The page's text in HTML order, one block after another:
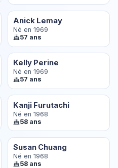
Anick Lemay
Né en 1969
57 ans
Kelly Perine
Né en 1969
57 ans
Kanji Furutachi
Né en 1968
58 ans
Susan Chuang
Né en 1968
58 ans